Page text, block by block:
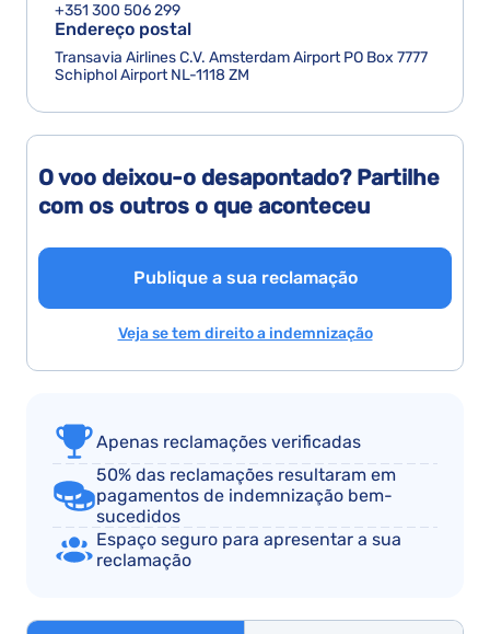
O voo deixou-o desapontado? Partilhe
com os outros o que aconteceu
Publique a sua reclamação
Veja se tem direito a indemnização
+351 300 506 299
Endereço postal
Transavia Airlines C.V. Amsterdam Airport PO Box 7777
Schiphol Airport NL-1118 ZM
Apenas reclamações verificadas
50% das reclamações resultaram em
pagamentos de indemnização bem-
sucedidos
Espaço seguro para apresentar a sua
reclamação